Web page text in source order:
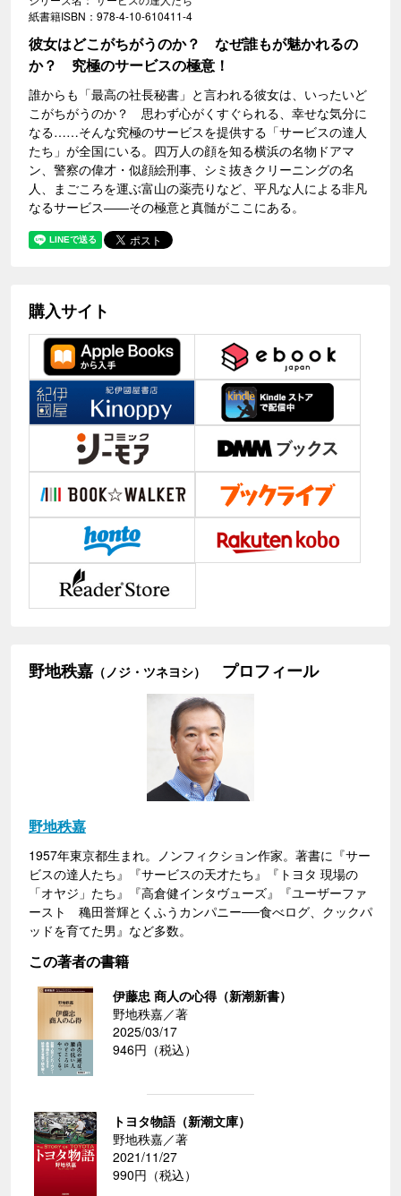
紙書籍ISBN：978-4-10-610411-4
彼女はどこがちがうのか？ なぜ誰もが魅かれるの
か？ 究極のサービスの極意！
誰からも「最高の社長秘書」と言われる彼女は、いったいど
こがちがうのか？ 思わず心がくすぐられる、幸せな気分に
なる……そんな究極のサービスを提供する「サービスの達人
たち」が全国にいる。四万人の顔を知る横浜の名物ドアマ
ン、警察の偉才・似顔絵刑事、シミ抜きクリーニングの名
人、まごころを運ぶ富山の薬売りなど、平凡な人による非凡
なるサービス――その極意と真髄がここにある。
購入サイト
野地秩嘉 （ノジ・ツネヨシ） プロフィール
野地秩嘉
1957年東京都生まれ。ノンフィクション作家。著書に『サー
ビスの達人たち』『サービスの天才たち』『トヨタ 現場の
「オヤジ」たち』『高倉健インタヴューズ』『ユーザーファ
ースト 穐田誉輝とくふうカンパニー──食べログ、クックパ
ッドを育てた男』など多数。
この著者の書籍
伊藤忠 商人の心得（新潮新書）
野地秩嘉／著
2025/03/17
946円（税込）
トヨタ物語（新潮文庫）
野地秩嘉／著
2021/11/27
990円（税込）